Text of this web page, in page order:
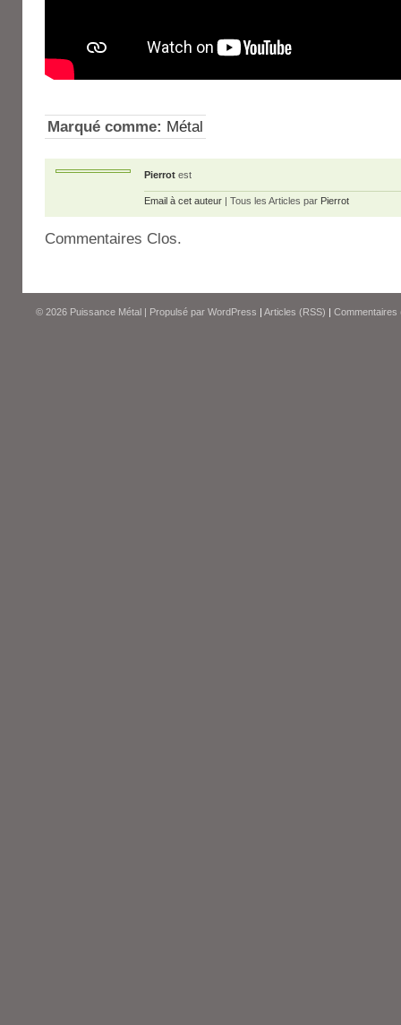
Marqué comme: Métal
Pierrot est
Email à cet auteur | Tous les Articles par Pierrot
Commentaires Clos.
© 2026 Puissance Métal | Propulsé par WordPress | Articles (RSS) | Commentaires